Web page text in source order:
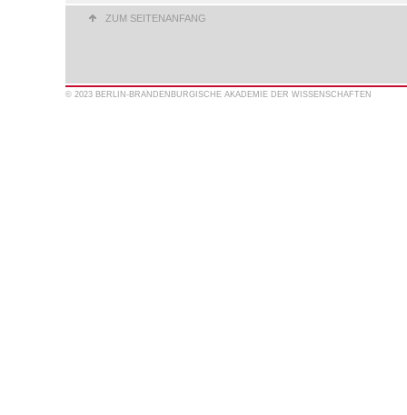
ZUM SEITENANFANG
© 2023 BERLIN-BRANDENBURGISCHE AKADEMIE DER WISSENSCHAFTEN